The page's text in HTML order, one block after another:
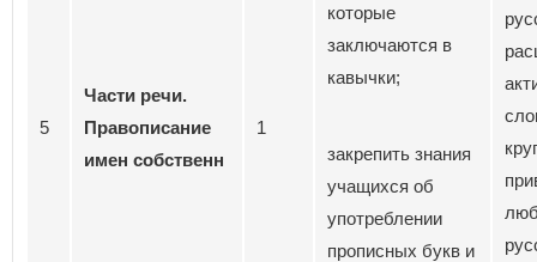
5
Части речи.
Правописание
имен собственн
1
которые
заключаются в
кавычки;
закрепить знания
учащихся об
употреблении
прописных букв и